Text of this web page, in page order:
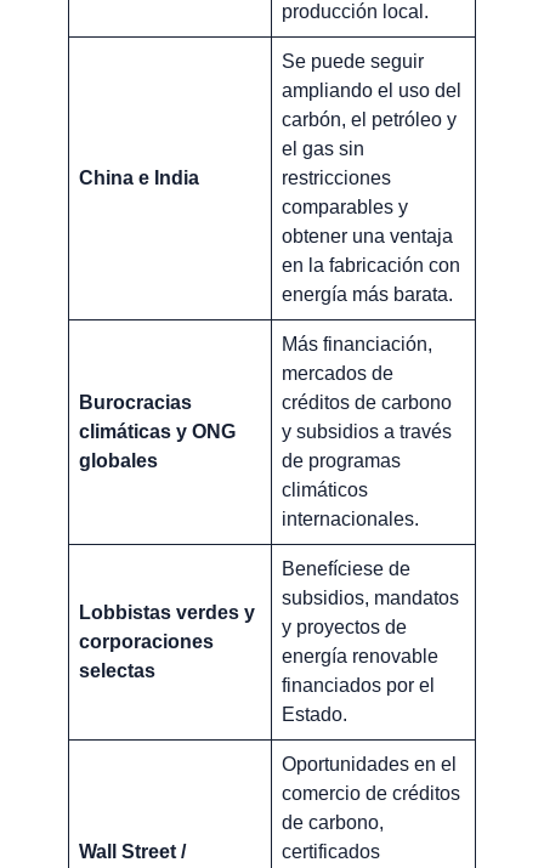
producción local.
China e India
Se puede seguir
ampliando el uso del
carbón, el petróleo y
el gas sin
restricciones
comparables y
obtener una ventaja
en la fabricación con
energía más barata.
Burocracias
climáticas y ONG
globales
Más financiación,
mercados de
créditos de carbono
y subsidios a través
de programas
climáticos
internacionales.
Lobbistas verdes y
corporaciones
selectas
Benefíciese de
subsidios, mandatos
y proyectos de
energía renovable
financiados por el
Estado.
Wall Street /
Oportunidades en el
comercio de créditos
de carbono,
certificados